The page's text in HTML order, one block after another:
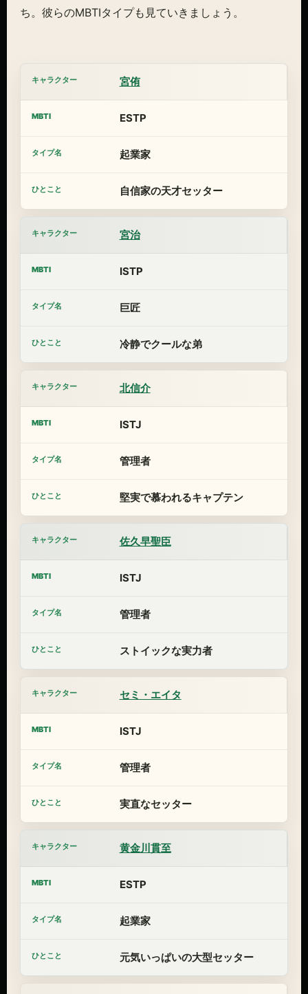
ち。彼らのMBTIタイプも見ていきましょう。
宮侑
ESTP
起業家
自信家の天才セッター
宮治
ISTP
巨匠
冷静でクールな弟
北信介
ISTJ
管理者
堅実で慕われるキャプテン
佐久早聖臣
ISTJ
管理者
ストイックな実力者
セミ・エイタ
ISTJ
管理者
実直なセッター
黄金川貫至
ESTP
起業家
元気いっぱいの大型セッター